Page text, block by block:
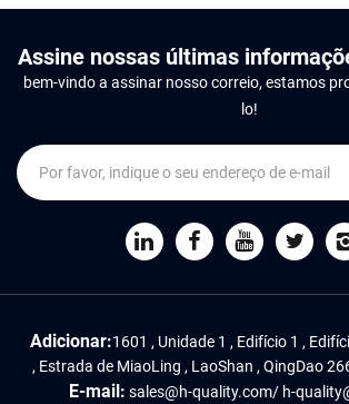
Assine nossas últimas
bem-vindo a assinar nosso correio, estamos
lo!
Adicionar:1601 , Unidade 1 , Edifício 1 ,
, Estrada de MiaoLing , LaoShan , QingDao
E-mail: sales@h-quality.com/ h-